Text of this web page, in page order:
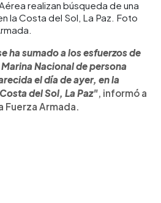
realizan búsqueda de una
la Costa del Sol, La Paz. Foto
ha sumado a los esfuerzos de
Nacional de persona
el día de ayer, en la
del Sol, La Paz", informó a
Fuerza Armada.